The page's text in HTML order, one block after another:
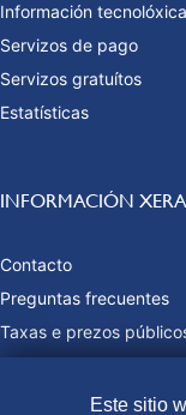
Información tecnolóxica
Servizos de pago
Servizos gratuítos
Estatísticas
INFORMACIÓN
Contacto
Preguntas frecuentes
Taxas e prezos
Este sitio